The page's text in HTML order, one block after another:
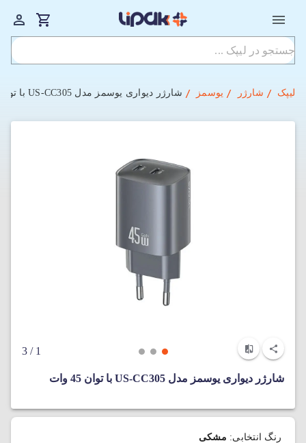
لیپک شارژر یوسمز شارژر دیواری یوسمز مدل US-CC305 با توان 45 وات
1
/ 3
شارژر دیواری یوسمز مدل US-CC305 با توان 45 وات
رنگ انتخابی: مشکی